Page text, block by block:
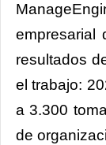
empresarial
resultados
el trabajo:
a 3.300
de